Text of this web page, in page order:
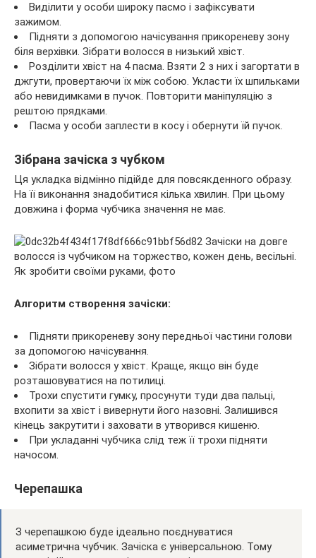
Виділити у особи широку пасмо і зафіксувати
зажимом.
Підняти з допомогою начісування прикореневу зону
біля верхівки. Зібрати волосся в низький хвіст.
Розділити хвіст на 4 пасма. Взяти 2 з них і загортати в
джгути, провертаючи їх між собою. Укласти їх шпильками
або невидимками в пучок. Повторити маніпуляцію з
рештою прядками.
Пасма у особи заплести в косу і обернути їй пучок.
Зібрана зачіска з чубком
Ця укладка відмінно підійде для повсякденного образу.
На її виконання знадобитися кілька хвилин. При цьому
довжина і форма чубчика значення не має.
Алгоритм створення зачіски:
Підняти прикореневу зону передньої частини голови
за допомогою начісування.
Зібрати волосся у хвіст. Краще, якщо він буде
розташовуватися на потилиці.
Трохи спустити гумку, просунути туди два пальці,
вхопити за хвіст і вивернути його назовні. Залишився
кінець закрутити і заховати в утворився кишеню.
При укладанні чубчика слід теж її трохи підняти
начосом.
Черепашка
З черепашкою буде ідеально поєднуватися
асиметрична чубчик. Зачіска є універсальною. Тому